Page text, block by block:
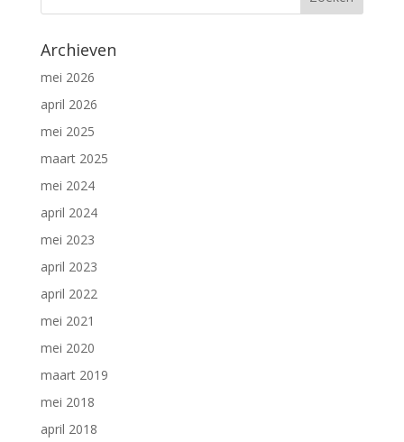
Archieven
mei 2026
april 2026
mei 2025
maart 2025
mei 2024
april 2024
mei 2023
april 2023
april 2022
mei 2021
mei 2020
maart 2019
mei 2018
april 2018